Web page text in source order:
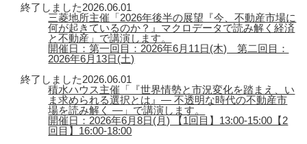
終了しました2026.06.01
三菱地所主催「2026年後半の展望『今、不動産市場に
何が起きているのか？』マクロデータで読み解く経済
と不動産」で講演します。
開催日：第一回目：2026年6月11日(木) 第二回目：
2026年6月13日(土)
終了しました2026.06.01
積水ハウス主催「『世界情勢と市況変化を踏まえ、い
ま求められる選択とは』― 不透明な時代の不動産市
場を読み解く ―」で講演します。
開催日：2026年6月8日(月) 【1回目】13:00-15:00【2
回目】16:00-18:00